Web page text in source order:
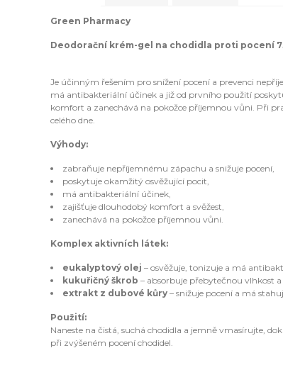
Green Pharmacy
Deodorační krém-gel na chodidla proti pocení
Je účinným řešením pro snížení pocení a prevenci
má antibakteriální účinek a již od prvního použití
komfort a zanechává na pokožce příjemnou vůni. Při
celého dne.
Výhody:
zabraňuje nepříjemnému zápachu a snižuje pocení,
poskytuje okamžitý osvěžující pocit,
má antibakteriální účinek,
zajišťuje dlouhodobý komfort a svěžest,
zanechává na pokožce příjemnou vůni.
Komplex aktivních látek:
eukalyptový olej – osvěžuje, tonizuje a má
kukuřičný škrob – absorbuje přebytečnou vlhkost
extrakt z dubové kůry– snižuje pocení a má
Použití:
Naneste na čistá, suchá chodidla a jemně vmasírujte,
při zvýšeném pocení chodidel.